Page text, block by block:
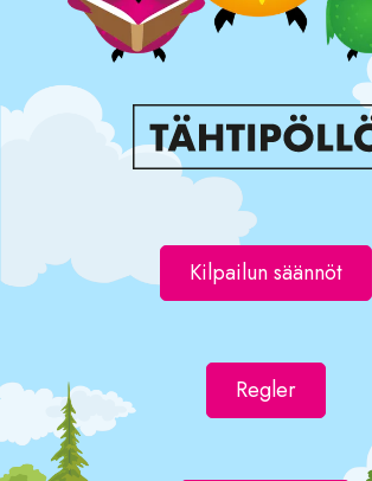
Kilpailun säännöt
Regler